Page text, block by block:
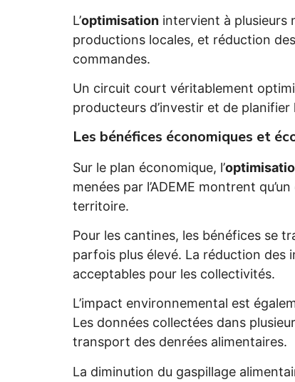
L’optimisation intervient à plusieurs
productions locales, et réduction
commandes.
Un circuit court véritablement
producteurs d’investir et de
Les bénéfices économiques et
Sur le plan économique, l’
menées par l’ADEME montrent
territoire.
Pour les cantines, les bénéfices se
parfois plus élevé. La réduction
acceptables pour les collectivités.
L’impact environnemental est
Les données collectées dans
transport des denrées alimentaires.
La diminution du gaspillage